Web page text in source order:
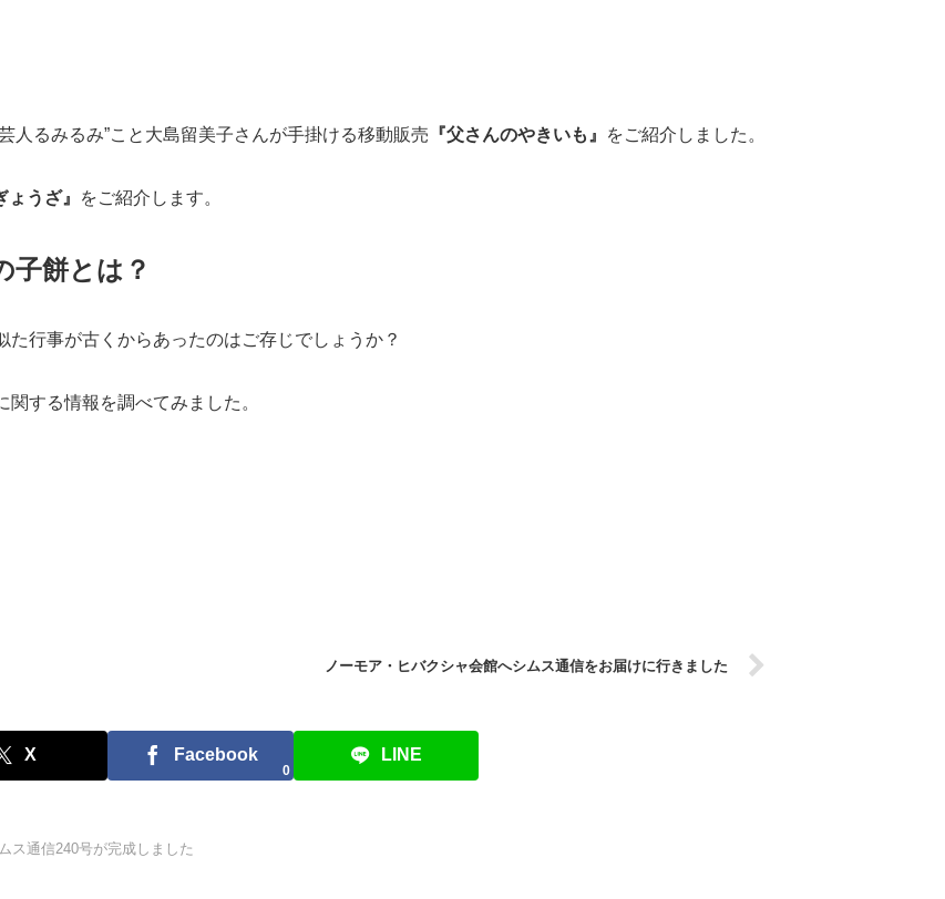
人るみるみ”こと 大島留美子さんが手掛ける移動販売 『父さんのやきいも』 をご紹介しました。
ょうざ』 をご紹介します。
子餅とは？
行事が古くからあったのはご存じでしょうか？
する情報を調べてみました。
ノーモア・ヒバクシャ会館へシムス通信をお届けに行きました
X Facebook
0
LINE
ス通信240号が完成しました